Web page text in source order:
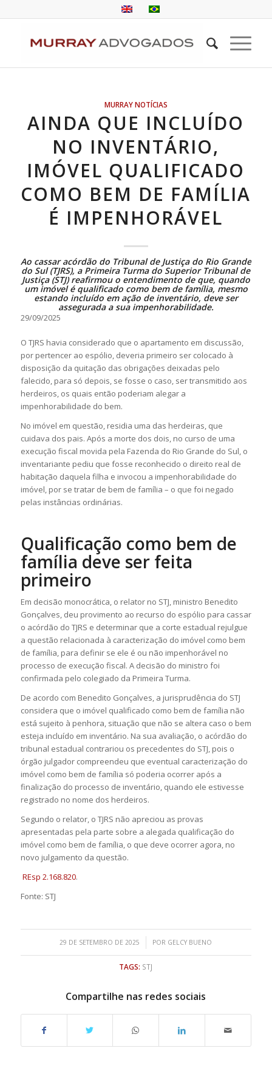
MURRAY NOTÍCIAS
AINDA QUE INCLUÍDO
NO INVENTÁRIO,
IMÓVEL QUALIFICADO
COMO BEM DE FAMÍLIA
É IMPENHORÁVEL
Ao cassaracórdãodo Tribunal de Justiça do Rio Grande
do Sul (TJRS), a Primeira Turma do Superior Tribunal de
Justiça (STJ) reafirmou o entendimento de que, quando
um imóvel é qualificado como bem de família, mesmo
estando incluído em ação de inventário, deve ser
assegurada a sua impenhorabilidade.
29/09/2025
O TJRS havia considerado que o apartamento em discussão,
por pertencer ao espólio, deveria primeiro ser colocado à
disposição da quitação das obrigações deixadas pelo
falecido, para só depois, se fosse o caso, ser transmitido aos
herdeiros, os quais então poderiam alegar a
impenhorabilidade do bem.
No imóvel em questão, residia uma das herdeiras, que
cuidava dos pais. Após a morte dos dois, no curso de uma
execução fiscal movida pela Fazenda do Rio Grande do Sul, o
inventariante pediu que fosse reconhecido o direito real de
habitação daquela filha e invocou a impenhorabilidade do
imóvel, por se tratar de bem de família – o que foi negado
pelas instâncias ordinárias.
Qualificação como bem de
família deve ser feita
primeiro
Em decisão monocrática, o relator no STJ, ministro Benedito
Gonçalves, deu provimento ao recurso do espólio para cassar
o acórdão do TJRS e determinar que a corte estadual rejulgue
a questão relacionada à caracterização do imóvel como bem
de família, para definir se ele é ou não impenhorável no
processo de execução fiscal. A decisão do ministro foi
confirmada pelo colegiado da Primeira Turma.
De acordo com Benedito Gonçalves, a jurisprudência do STJ
considera que o imóvel qualificado como bem de família não
está sujeito à penhora, situação que não se altera caso o bem
esteja incluído em inventário. Na sua avaliação, o acórdão do
tribunal estadual contrariou os precedentes do STJ, pois o
órgão julgador compreendeu que eventual caracterização do
imóvel como bem de família só poderia ocorrer após a
finalização do processo de inventário, quando ele estivesse
registrado no nome dos herdeiros.
Segundo o relator, o TJRS não apreciou as provas
apresentadas pela parte sobre a alegada qualificação do
imóvel como bem de família, o que deve ocorrer agora, no
novo julgamento da questão.
REsp 2.168.820.
Fonte: STJ
29 DE SETEMBRO DE 2025
/ POR GELCY BUENO
TAGS: STJ
Compartilhe nas redes sociais